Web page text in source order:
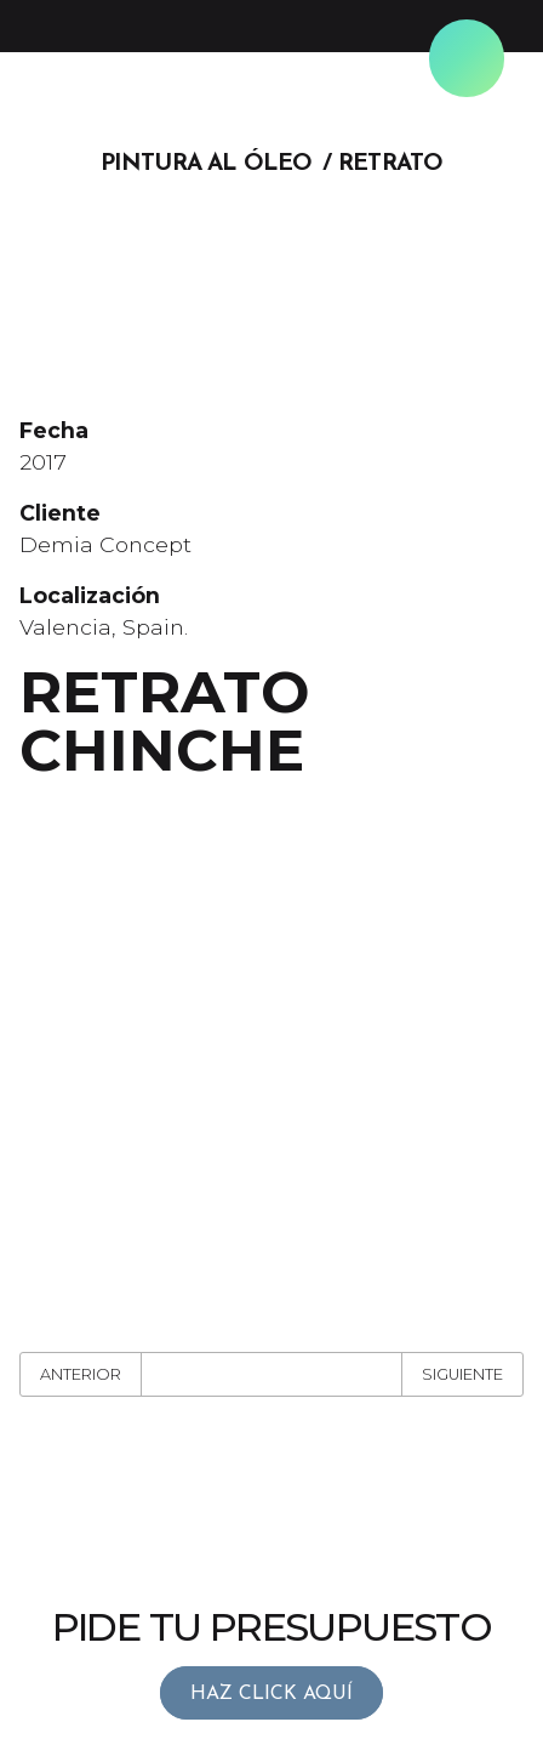
PINTURA AL ÓLEO RETRATO
Fecha
2017
Cliente
Demia Concept
Localización
Valencia, Spain.
RETRATO
CHINCHE
ANTERIOR SIGUIENTE
PIDE TU PRESUPUESTO
HAZ CLICK AQUÍ